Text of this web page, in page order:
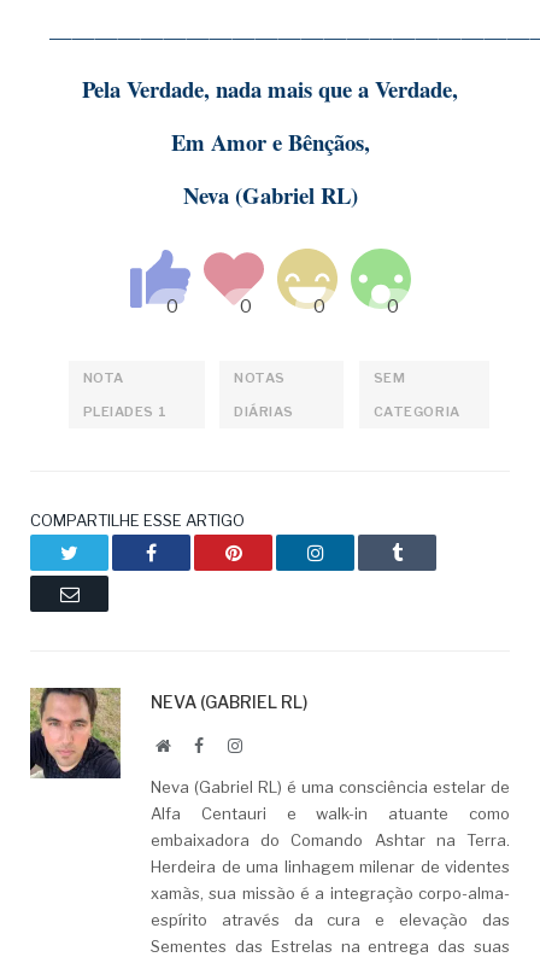
Pela Verdade, nada mais que a Verdade,
Em Amor e Bênçãos,
Neva (Gabriel RL)
NOTA
PLEIADES 1
NOTAS
DIÁRIAS
SEM
CATEGORIA
COMPARTILHE ESSE ARTIGO
Facebook Pinterest LinkedIn Tumblr
Email
NEVA (GABRIEL RL)
WebsiteFacebookLinkedIn
Neva (Gabriel RL) é uma consciência estelar de
Alfa Centauri e walk-in atuante como
embaixadora do Comando Ashtar na Terra.
Herdeira de uma linhagem milenar de videntes
xamãs, sua missão é a integração corpo-alma-
espírito através da cura e elevação das
Sementes das Estrelas na entrega das suas